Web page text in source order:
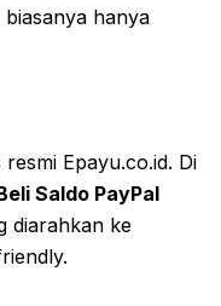
hanya
Epayu.co.id. Di
Saldo PayPal
diarahkan ke